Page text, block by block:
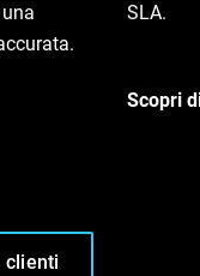
SLA.
Scopri
clienti